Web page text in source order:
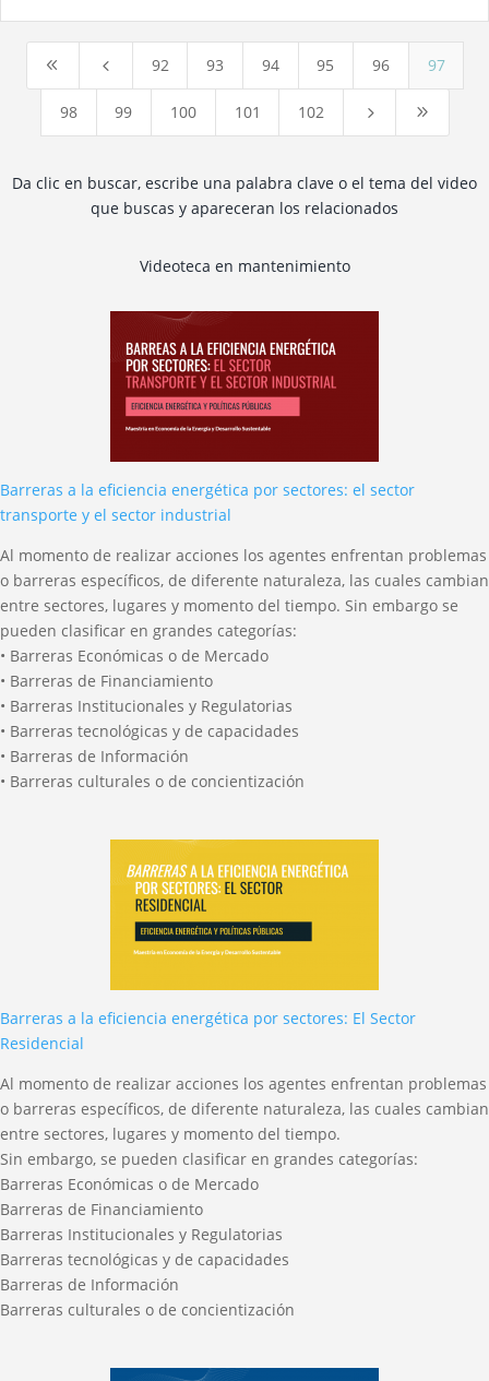
8 4 92 93 94 95 96 97
98 99 100 101 102 5 9
Da clic en buscar, escribe una palabra clave o el tema del video
que buscas y apareceran los relacionados
Videoteca en mantenimiento
Barreras a la eficiencia energética por sectores: el sector
transporte y el sector industrial
Al momento de realizar acciones los agentes enfrentan problemas
o barreras específicos, de diferente naturaleza, las cuales cambian
entre sectores, lugares y momento del tiempo. Sin embargo se
pueden clasificar en grandes categorías:
• Barreras Económicas o de Mercado
• Barreras de Financiamiento
• Barreras Institucionales y Regulatorias
• Barreras tecnológicas y de capacidades
• Barreras de Información
• Barreras culturales o de concientización
Barreras a la eficiencia energética por sectores: El Sector
Residencial
Al momento de realizar acciones los agentes enfrentan problemas
o barreras específicos, de diferente naturaleza, las cuales cambian
entre sectores, lugares y momento del tiempo.
Sin embargo, se pueden clasificar en grandes categorías:
Barreras Económicas o de Mercado
Barreras de Financiamiento
Barreras Institucionales y Regulatorias
Barreras tecnológicas y de capacidades
Barreras de Información
Barreras culturales o de concientización